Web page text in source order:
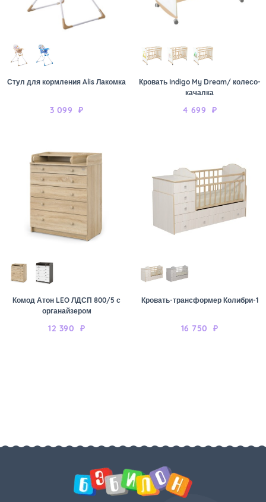
Стул для кормления Alis Лакомка
3 099 ₽
Кровать Indigo My Dream/ колесо-
качалка
4 699 ₽
Комод Атон LEO ЛДСП 800/5 с
органайзером
12 390 ₽
Кровать-трансформер Колибри-1
16 750 ₽